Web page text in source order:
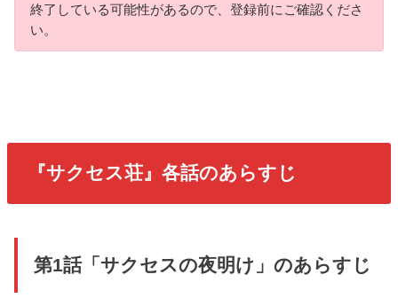
終了している可能性があるので、登録前にご確認くださ
い。
『サクセス荘』各話のあらすじ
第1話「サクセスの夜明け」のあらすじ